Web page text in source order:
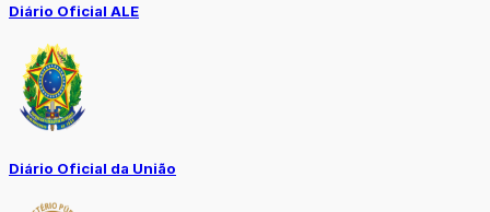
Diário Oficial ALE
Diário Oficial da União